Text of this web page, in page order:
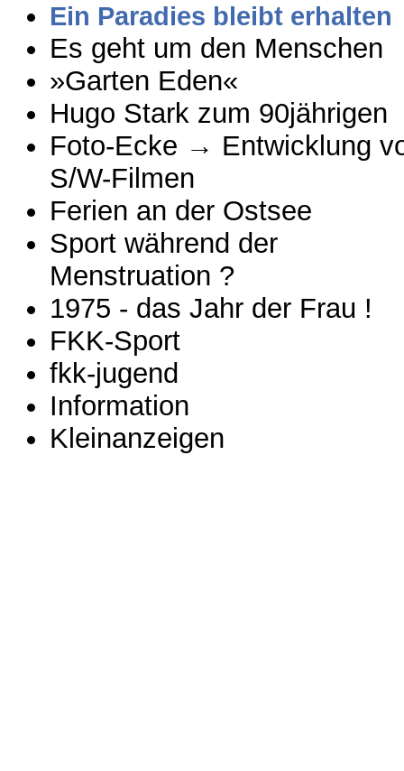
Ein Paradies bleibt erhalten
Es geht um den Menschen
»Garten Eden«
Hugo Stark zum 90jährigen
Foto-Ecke → Entwicklung
S/W-Filmen
Ferien an der Ostsee
Sport während der
Menstruation ?
1975 - das Jahr der Frau !
FKK-Sport
fkk-jugend
Information
Kleinanzeigen